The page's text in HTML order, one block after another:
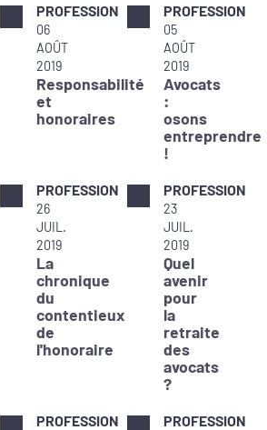
PROFESSION
06
AOÛT
2019
Responsabilité
et
honoraires
PROFESSION
05
AOÛT
2019
Avocats
:
osons
entreprendre
!
PROFESSION
26
JUIL.
2019
La
chronique
du
contentieux
de
l'honoraire
PROFESSION
23
JUIL.
2019
Quel
avenir
pour
la
retraite
des
avocats
?
PROFESSION PROFESSION